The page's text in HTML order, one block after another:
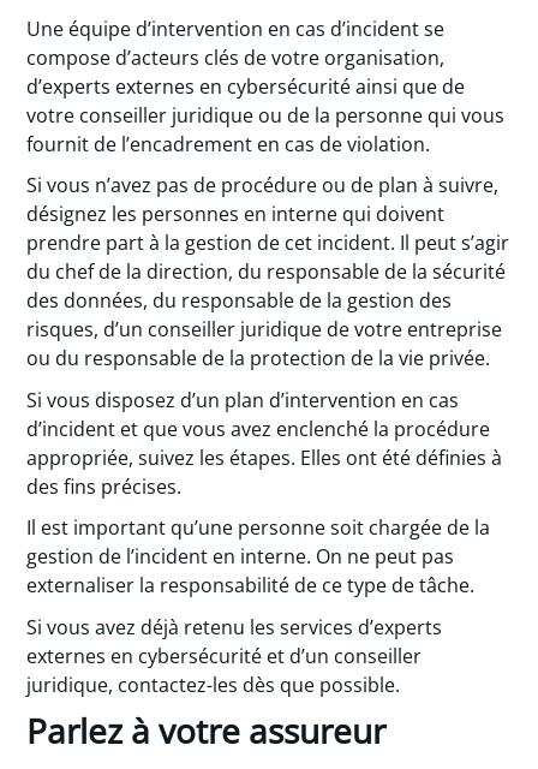
Une équipe d’intervention en cas d’incident se
compose d’acteurs clés de votre organisation,
d’experts externes en cybersécurité ainsi que de
votre conseiller juridique ou de la personne qui vous
fournit de l’encadrement en cas de violation.
Si vous n’avez pas de procédure ou de plan à suivre,
désignez les personnes en interne qui doivent
prendre part à la gestion de cet incident. Il peut s’agir
du chef de la direction, du responsable de la sécurité
des données, du responsable de la gestion des
risques, d’un conseiller juridique de votre entreprise
ou du responsable de la protection de la vie privée.
Si vous disposez d’un plan d’intervention en cas
d’incident et que vous avez enclenché la procédure
appropriée, suivez les étapes. Elles ont été définies à
des fins précises.
Il est important qu’une personne soit chargée de la
gestion de l’incident en interne. On ne peut pas
externaliser la responsabilité de ce type de tâche.
Si vous avez déjà retenu les services d’experts
externes en cybersécurité et d’un conseiller
juridique, contactez-les dès que possible.
Parlez à votre assureur